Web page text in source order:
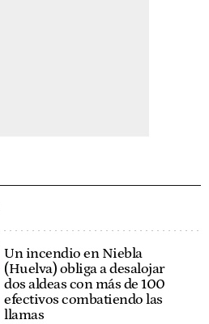
Un incendio en Niebla
(Huelva) obliga a desalojar
dos aldeas con más de 100
efectivos combatiendo las
llamas